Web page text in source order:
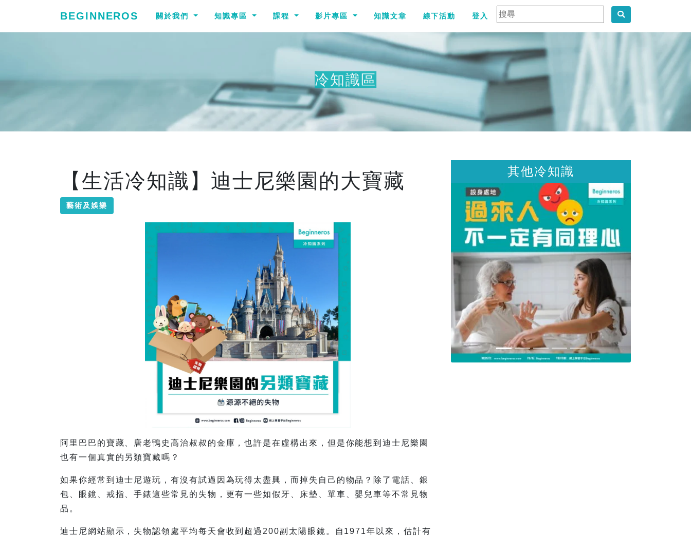
BEGINNEROS 關於我們 知識專區 課程 影片專區 知識文章 線下活動 登入
冷知識區
【生活冷知識】迪士尼樂園的大寶藏
藝術及娛樂
阿里巴巴的寶藏、唐老鴨史高治叔叔的金庫，也許是在虛構出來，但是你能想到迪士尼樂園
也有一個真實的另類寶藏嗎？
如果你經常到迪士尼遊玩，有沒有試過因為玩得太盡興，而掉失自己的物品？除了電話、銀
包、眼鏡、戒指、手錶這些常見的失物，更有一些如假牙、床墊、單車、嬰兒車等不常見物
品。
迪士尼網站顯示，失物認領處平均每天會收到超過200副太陽眼鏡。自1971年以來，估計有